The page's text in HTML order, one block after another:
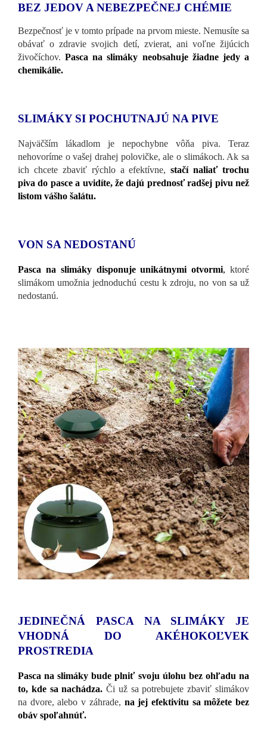
BEZ JEDOV A NEBEZPEČNEJ CHÉMIE
Bezpečnosť je v tomto prípade na prvom mieste. Nemusíte sa
obávať o zdravie svojich detí, zvierat, ani voľne žijúcich
živočíchov.Pasca na slimáky neobsahuje žiadne jedy a
chemikálie.
SLIMÁKY SI POCHUTNAJÚ NA PIVE
Najväčším lákadlom je nepochybne vôňa piva. Teraz
nehovoríme o vašej drahej polovičke, ale o slimákoch. Ak sa
ich chcete zbaviť rýchlo a efektívne,stačí naliať trochu
piva do pasce a uvidíte, že dajú prednosť radšej pivu než
listom vášho šalátu.
VON SA NEDOSTANÚ
Pasca na slimáky disponuje unikátnymi otvormi, ktoré
slimákom umožnia jednoduchú cestu k zdroju, no von sa už
nedostanú.
JEDINEČNÁ PASCA NA SLIMÁKY JE
VHODNÁ DO AKÉHOKOĽVEK
PROSTREDIA
Pasca na slimáky bude plniť svoju úlohu bez ohľadu na
to, kde sa nachádza. Či už sa potrebujete zbaviť slimákov
na dvore, alebo v záhrade, na jej efektivitu sa môžete bez
obáv spoľahnúť.